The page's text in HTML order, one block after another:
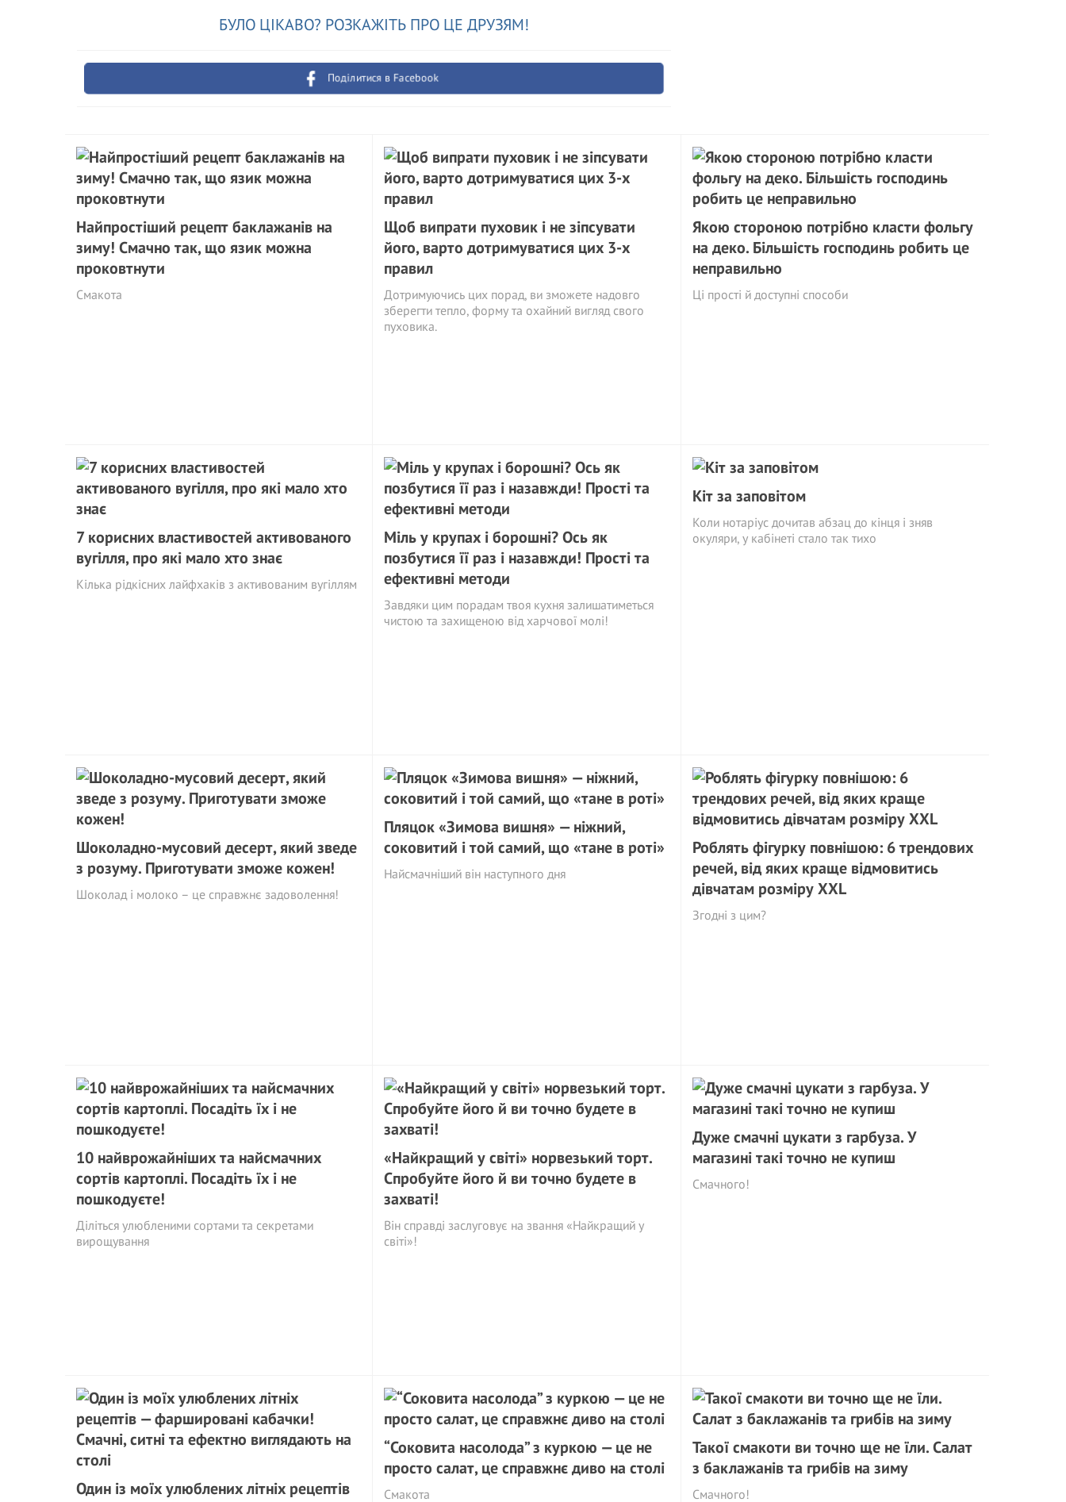
БУЛО ЦІКАВО? РОЗКАЖІТЬ ПРО ЦЕ ДРУЗЯМ!
Поділитися в Facebook
Найпростіший рецепт баклажанів на
зиму! Смачно так, що язик можна
проковтнути
Смакота
Щоб випрати пуховик і не зіпсувати
його, варто дотримуватися цих 3-х
правил
Дотримуючись цих порад, ви зможете надовго
зберегти тепло, форму та охайний вигляд свого
пуховика.
Якою стороною потрібно класти фольгу
на деко. Більшість господинь робить це
неправильно
Ці прості й доступні способи
7 корисних властивостей активованого
вугілля, про які мало хто знає
Кілька рідкісних лайфхаків з активованим вугіллям
Міль у крупах і борошні? Ось як
позбутися її раз і назавжди! Прості та
ефективні методи
Завдяки цим порадам твоя кухня залишатиметься
чистою та захищеною від харчової молі!
Кіт за заповітом
Коли нотаріус дочитав абзац до кінця і зняв
окуляри, у кабінеті стало так тихо
Шоколадно-мусовий десерт, який зведе
з розуму. Приготувати зможе кожен!
Шоколад і молоко – це справжнє задоволення!
Пляцок «Зимова вишня» — ніжний,
соковитий і той самий, що «тане в роті»
Найсмачніший він наступного дня
Роблять фігурку повнішою: 6 трендових
речей, від яких краще відмовитись
дівчатам розміру ХXL
Згодні з цим?
10 найврожайніших та найсмачних
сортів картоплі. Посадіть їх і не
пошкодуєте!
Діліться улюбленими сортами та секретами
вирощування
«Найкращий у світі» норвезький торт.
Спробуйте його й ви точно будете в
захваті!
Він справді заслуговує на звання «Найкращий у
світі»!
Дуже смачні цукати з гарбуза. У
магазині такі точно не купиш
Смачного!
Один із моїх улюблених літніх рецептів
“Соковита насолода” з куркою — це не
просто салат, це справжнє диво на столі
Смакота
Такої смакоти ви точно ще не їли. Салат
з баклажанів та грибів на зиму
Смачного!